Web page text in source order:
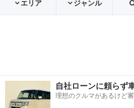
エリア ジャンル
自社ローンに頼らず
理想のクルマがあるけど